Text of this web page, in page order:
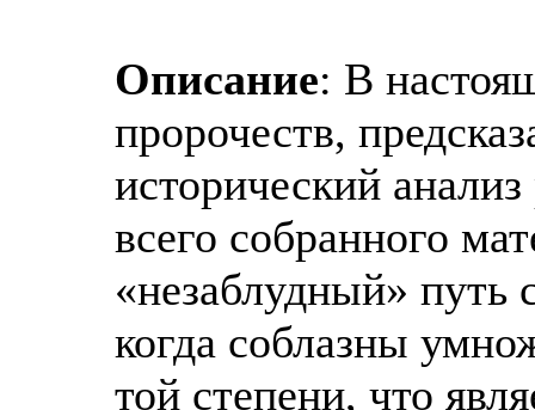
Описание: В
пророчеств,
исторический
всего собранного
«незаблудный» путь
когда соблазны
той степени, что